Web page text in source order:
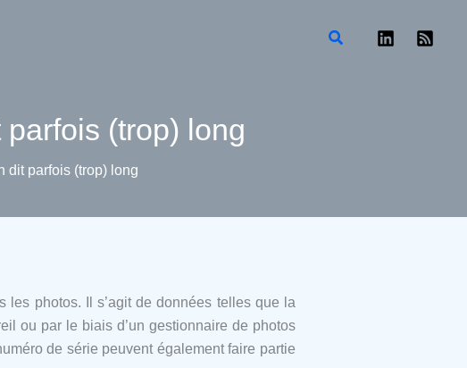
Rechercher
(trop) long
dit parfois (trop) long
les photos. Il s’agit de données telles que la
ou par le biais d’un gestionnaire de photos
de série peuvent également faire partie